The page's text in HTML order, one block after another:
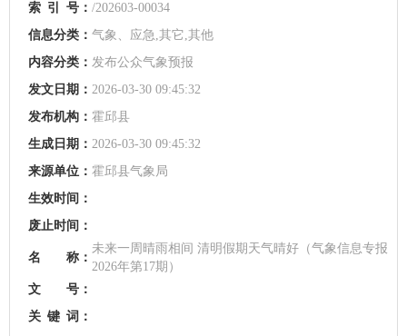
索 引 号： /202603-00034
信息分类： 气象、应急,其它,其他
内容分类： 发布公众气象预报
发文日期： 2026-03-30 09:45:32
发布机构： 霍邱县
生成日期： 2026-03-30 09:45:32
来源单位： 霍邱县气象局
生效时间：
废止时间：
名 称：
未来一周晴雨相间 清明假期天气晴好（气象信息专报
2026年第17期）
文 号：
关 键 词：